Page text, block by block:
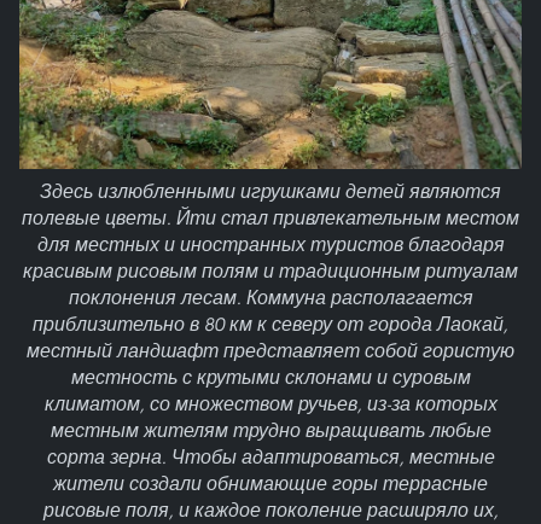
Здесь излюбленными игрушками детей являются
полевые цветы. Йти стал привлекательным местом
для местных и иностранных туристов благодаря
красивым рисовым полям и традиционным ритуалам
поклонения лесам. Коммуна располагается
приблизительно в 80 км к северу от города Лаокай,
местный ландшафт представляет собой гористую
местность с крутыми склонами и суровым
климатом, со множеством ручьев, из-за которых
местным жителям трудно выращивать любые
сорта зерна. Чтобы адаптироваться, местные
жители создали обнимающие горы террасные
рисовые поля, и каждое поколение расширяло их,